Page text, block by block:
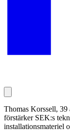
Thomas Korssell, 39
förstärker SEK:s
installationsmateriel